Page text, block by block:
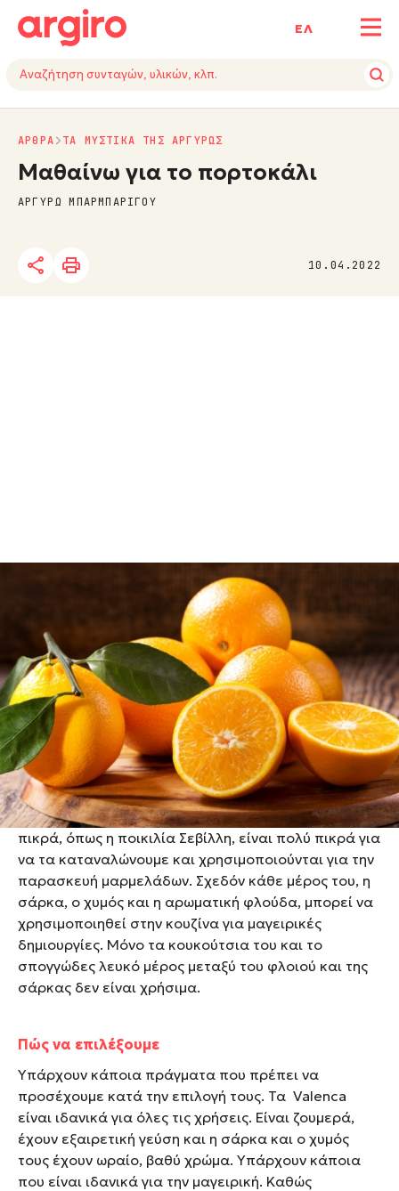
ΕΛ
10.04.2022
ΑΡΘΡΑ ΤΑ ΜΥΣΤΙΚΑ ΤΗΣ ΑΡΓΥΡΩΣ
Μαθαίνω για το πορτοκάλι
ΑΡΓΥΡΩ ΜΠΑΡΜΠΑΡΙΓΟΥ
Είναι ένα από τους πιο αγαπητούς και
γνωστούς καρπούς της οικογένειας των
εσπεριδοειδών.
Ανήκουν στην κατηγορία των εσπεριδοειδών, και
καλλιεργούνται σε ζεστά, ηλιόλουστα κλίματα
(Αριζόνα, Φλόριντα, Τέξας και Καλιφόρνια). Η
οικογένεια των γλυκών πορτοκαλιών, που είναι η πιο
κοινή μορφή του φρούτου, περιλαμβάνει κοινά ή
ξανθά πορτοκάλια όπως η ποικιλία Valenca. Τα
πικρά, όπως η ποικιλία Σεβίλλη, είναι πολύ πικρά για
να τα καταναλώνουμε και χρησιμοποιούνται για την
παρασκευή μαρμελάδων. Σχεδόν κάθε μέρος του, η
σάρκα, ο χυμός και η αρωματική φλούδα, μπορεί να
χρησιμοποιηθεί στην κουζίνα για μαγειρικές
δημιουργίες. Μόνο τα κουκούτσια του και το
σπογγώδες λευκό μέρος μεταξύ του φλοιού και της
σάρκας δεν είναι χρήσιμα.
Πώς να επιλέξουμε
Υπάρχουν κάποια πράγματα που πρέπει να
προσέχουμε κατά την επιλογή τους. Τα Valenca
είναι ιδανικά για όλες τις χρήσεις. Είναι ζουμερά,
έχουν εξαιρετική γεύση και η σάρκα και ο χυμός
τους έχουν ωραίο, βαθύ χρώμα. Υπάρχουν κάποια
που είναι ιδανικά για την μαγειρική. Καθώς